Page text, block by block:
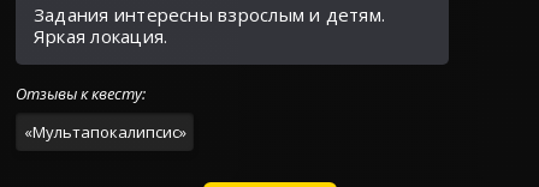
Задания интересны взрослым и детям.
Яркая локация.
Отзывы к квесту:
«Мультапокалипсис»